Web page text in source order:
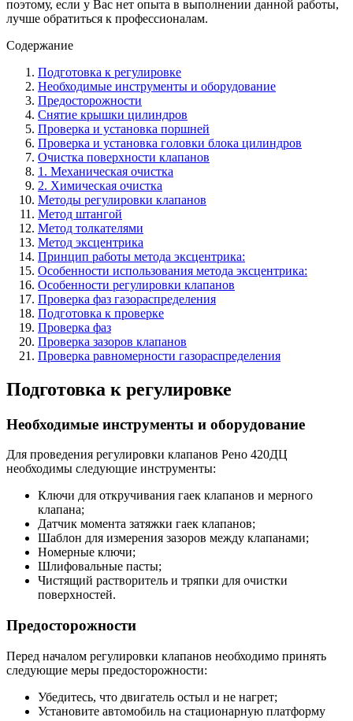
поэтому, если у Вас нет опыта в выполнении данной работы,
лучше обратиться к профессионалам.
Содержание
Подготовка к регулировке
Необходимые инструменты и оборудование
Предосторожности
Снятие крышки цилиндров
Проверка и установка поршней
Проверка и установка головки блока цилиндров
Очистка поверхности клапанов
1. Механическая очистка
2. Химическая очистка
Методы регулировки клапанов
Метод штангой
Метод толкателями
Метод эксцентрика
Принцип работы метода эксцентрика:
Особенности использования метода эксцентрика:
Особенности регулировки клапанов
Проверка фаз газораспределения
Подготовка к проверке
Проверка фаз
Проверка зазоров клапанов
Проверка равномерности газораспределения
Подготовка к регулировке
Необходимые инструменты и оборудование
Для проведения регулировки клапанов Рено 420ДЦ
необходимы следующие инструменты:
Ключи для откручивания гаек клапанов и мерного
клапана;
Датчик момента затяжки гаек клапанов;
Шаблон для измерения зазоров между клапанами;
Номерные ключи;
Шлифовальные пасты;
Чистящий растворитель и тряпки для очистки
поверхностей.
Предосторожности
Перед началом регулировки клапанов необходимо принять
следующие меры предосторожности:
Убедитесь, что двигатель остыл и не нагрет;
Установите автомобиль на стационарную платформу